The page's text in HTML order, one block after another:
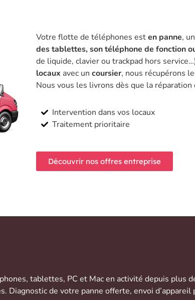
Votre flotte de téléphones esten panne,
des tablettes, son téléphone de fonction
de liquide, clavier ou trackpad hors
locaux avec un coursier, nous récupérons
Nous vous les livrons dès que la
Intervention dans vos locaux
Traitement prioritaire
Découvrir nos offres entreprise
, tablettes, PC et Macen activité depuis plus
Diagnostic de votre panne offerte, envoi d’appareil